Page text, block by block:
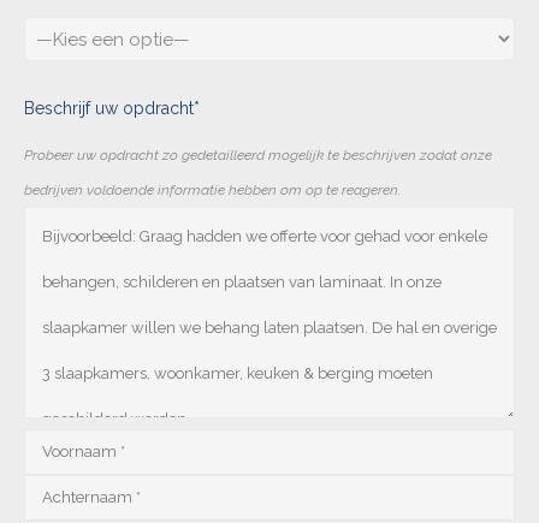
Beschrijf uw opdracht*
Probeer uw opdracht zo gedetailleerd mogelijk te beschrijven zodat onze
bedrijven voldoende informatie hebben om op te reageren.